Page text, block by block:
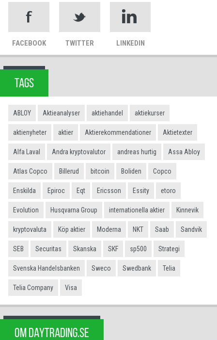
FACEBOOK TWITTER LINKEDIN
TAGS
ABLOY Aktieanalyser aktiehandel aktiekurser
aktienyheter aktier Aktierekommendationer Aktietexter
Alfa Laval Andra kryptovalutor andreas hurtig Assa Abloy
Atlas Copco Billerud bitcoin Boliden Copco
Enskilda Epiroc Eqt Ericsson Essity etoro
Evolution Husqvarna Group internationella aktier Kinnevik
kryptovaluta Köp aktier Moderna NKT Saab Sandvik
SEB Securitas Skanska SKF sp500 Strategi
Svenska Handelsbanken Sweco Swedbank Telia
Telia Company Visa
OM DAYTRADING.SE